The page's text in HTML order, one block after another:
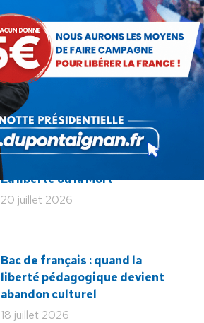
30 juillet 2026
Zinedine Zidane, le retour du
héros : la France confie son
destin à sa plus grande
légende
29 juillet 2026
La liberté ou la Mort
20 juillet 2026
Bac de français : quand la
liberté pédagogique devient
abandon culturel
18 juillet 2026